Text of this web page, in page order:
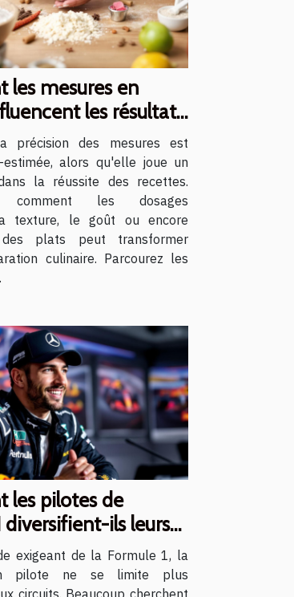
les mesures en
les résultats
?
précision des mesures est
estimée, alors qu'elle joue un
la réussite des recettes.
comment les dosages
texture, le goût ou encore
des plats peut transformer
culinaire. Parcourez les
les pilotes de
diversifient-ils leurs
exigeant de la Formule 1, la
pilote ne se limite plus
circuits. Beaucoup cherchent